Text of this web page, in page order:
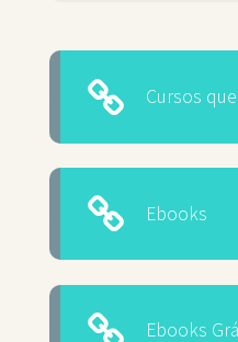
Cursos
Ebooks
Ebooks